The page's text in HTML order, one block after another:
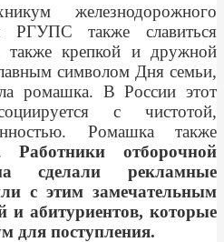
железнодорожного
РГУПС также славиться
также крепкой и дружной
символом Дня семьи,
ромашка. В России этот
с чистотой,
Ромашка также
Работники отборочной
сделали рекламные
с этим замечательным
и абитуриентов, которые
для поступления.